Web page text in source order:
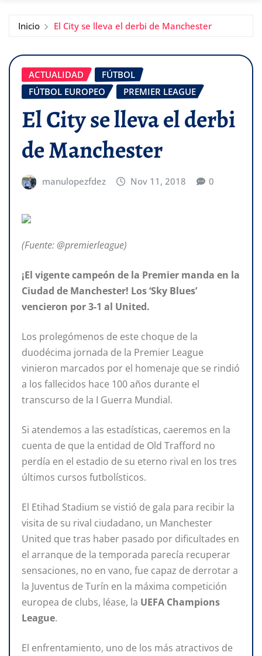
Inicio El City se lleva el derbi de Manchester
ACTUALIDAD
FÚTBOL
FÚTBOL EUROPEO
PREMIER LEAGUE
El City se lleva el derbi
de Manchester
manulopezfdez Nov 11, 2018 0
(Fuente: @premierleague)
¡El vigente campeón de la Premier manda en la
Ciudad de Manchester! Los ‘Sky Blues’
vencieron por 3-1 al United.
Los prolegómenos de este choque de la
duodécima jornada de la Premier League
vinieron marcados por el homenaje que se rindió
a los fallecidos hace 100 años durante el
transcurso de la I Guerra Mundial.
Si atendemos a las estadísticas, caeremos en la
cuenta de que la entidad de Old Trafford no
perdía en el estadio de su eterno rival en los tres
últimos cursos futbolísticos.
El Etihad Stadium se vistió de gala para recibir la
visita de su rival ciudadano, un Manchester
United que tras haber pasado por dificultades en
el arranque de la temporada parecía recuperar
sensaciones, no en vano, fue capaz de derrotar a
la Juventus de Turín en la máxima competición
europea de clubs, léase, la UEFA Champions
League.
El enfrentamiento, uno de los más atractivos de